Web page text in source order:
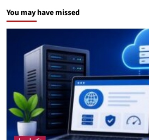
You may have missed